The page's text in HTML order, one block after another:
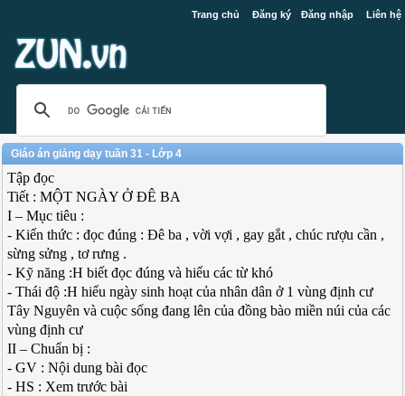
Trang chủ Đăng ký Đăng nhập Liên hệ
Giáo án giảng dạy tuần 31 - Lớp 4
Tập đọc
Tiết : MỘT NGÀY Ở ĐÊ BA
I – Mục tiêu :
- Kiến thức : đọc đúng : Đê ba , vời vợi , gay gắt , chúc rượu cần ,
sừng sửng , tơ rưng .
- Kỹ năng :H biết đọc đúng và hiểu các từ khó
- Thái độ :H hiểu ngày sinh hoạt của nhân dân ở 1 vùng định cư
Tây Nguyên và cuộc sống đang lên của đồng bào miền núi của các
vùng định cư
II – Chuẩn bị :
- GV : Nội dung bài đọc
- HS : Xem trước bài